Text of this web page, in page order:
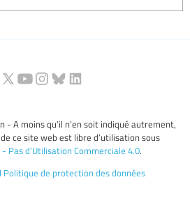
- A moins qu’il n’en soit indiqué autrement,
ce site web est libre d’utilisation sous
Pas d’Utilisation Commerciale 4.0.
Politique de protection des données